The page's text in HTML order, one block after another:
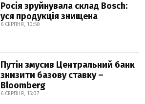
Росія зруйнувала склад Bosch:
уся продукція знищена
6 СЕРПНЯ, 10:50
Путін змусив Центральний банк
знизити базову ставку –
Bloomberg
6 СЕРПНЯ, 15:07